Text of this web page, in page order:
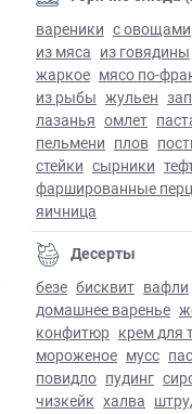
вареники с овощами
из мяса из говядины
жаркое мясо по-
из рыбы жульен
лазанья омлет
пельмени плов
стейки сырники
фаршированные
яичница
Десерты
безе бисквит вафли
домашнее варенье
конфитюр крем для
мороженое мусс
повидло пудинг
чизкейк халва